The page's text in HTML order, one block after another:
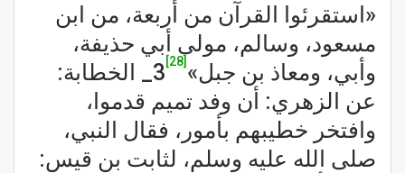
«استقرئوا القرآن من أربعة، من ابن
مسعود، وسالم، مولى أبي حذيفة،
وأبي، ومعاذ بن جبل» [28]
3_ الخطابة:
عن الزهري: أن وفد تميم قدموا،
وافتخر خطيبهم بأمور، فقال النبي،
صلى الله عليه وسلم، لثابت بن قيس: